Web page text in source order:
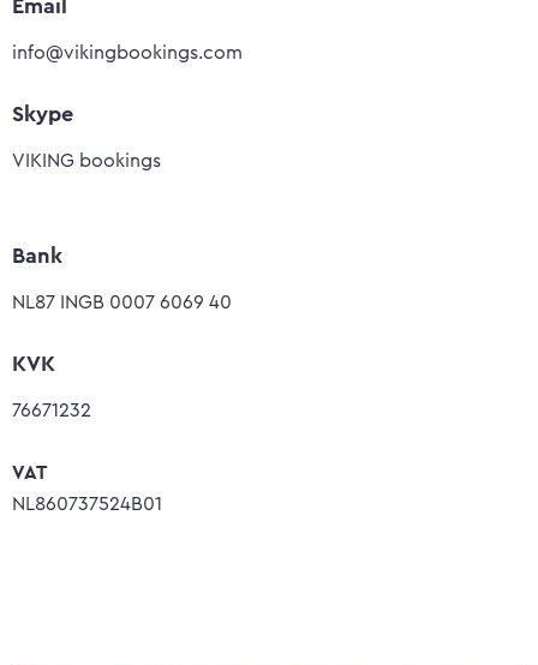
info@vikingbookings.com
Skype
VIKING bookings
Bank
NL87 INGB 0007 6069 40
KVK
76671232
VAT
NL860737524B01